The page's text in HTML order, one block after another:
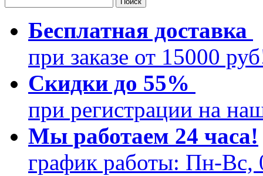
Бесплатная доставка
при заказе от 15000
Скидки до 55%
при регистрации на
Мы работаем 24 часа!
график работы: Пн-Вс,